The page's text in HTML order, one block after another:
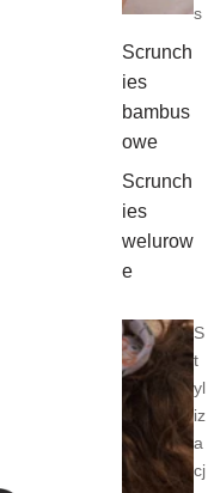
s
Scrunch
ies
bambus
owe
Scrunch
ies
welurow
e
S
t
yl
iz
a
cj